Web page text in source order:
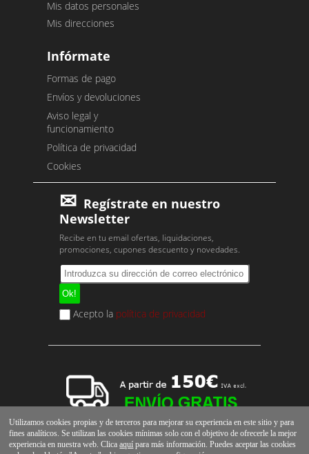
Mis datos personales
Mis direcciones
Infórmate
Formas de pago
Envíos y devoluciones
Aviso legal y
funcionamiento
Política de privacidad
Cookies
Regístrate en nuestro
Newsletter
Recibe en tu email ofertas, liquidaciones,
promociones, cupones descuento y novedades.
Acepto la política de privacidad
Utilizamos cookies propias y de terceros para mejorar su experiencia en este sitio y para
fines analíticos. Se utilizan las cookies mínimas solo con el objetivo de ofrecerle la mejor
experiencia en nuestra web. Clicaaquí para más información. Puedes aceptar las cookies